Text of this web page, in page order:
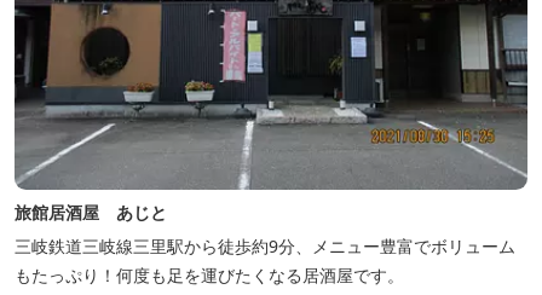
旅館居酒屋 あじと
三岐鉄道三岐線三里駅から徒歩約9分、メニュー豊富でボリューム
もたっぷり！何度も足を運びたくなる居酒屋です。